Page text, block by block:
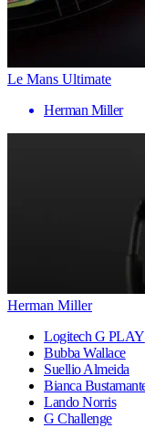
Le Mans Ultimate
Herman Miller
Herman Miller
Logitech G PLAY
Bubba Wallace
Suellio Almeida
Bianca
Lando Norris
G Challenge